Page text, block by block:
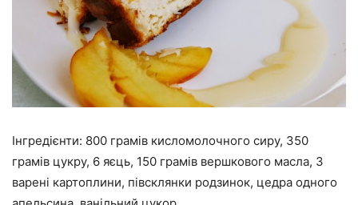
Інгредієнти: 800 грамів кисломолочного сиру, 350
грамів цукру, 6 яєць, 150 грамів вершкового масла, 3
варені картоплини, півсклянки родзинок, цедра одного